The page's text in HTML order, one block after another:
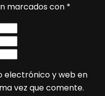
marcados con *
electrónico y web en
vez que comente.